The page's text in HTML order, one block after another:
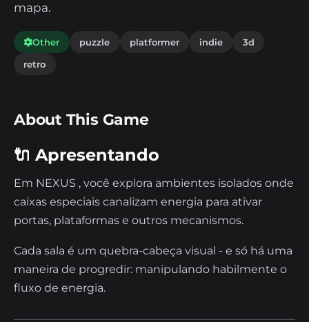
mapa.
Other puzzle platformer indie
3d
retro
About This Game
🔌 Apresentando
Em NEXUS , você explora ambientes isolados onde
caixas especiais canalizam energia para ativar
portas, plataformas e outros mecanismos.
Cada sala é um quebra-cabeça visual - e só há uma
maneira de progredir: manipulando habilmente o
fluxo de energia.